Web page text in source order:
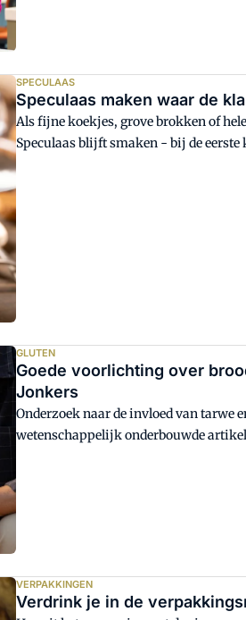
SPECULAAS
Speculaas maken waar de
Als fijne koekjes, grove brokken of
Speculaas blijft smaken - bij de
GLUTEN
Goede voorlichting over
Jonkers
Onderzoek naar de invloed van tarwe
wetenschappelijk onderbouwde
VERPAKKINGEN
Verdrink je in de